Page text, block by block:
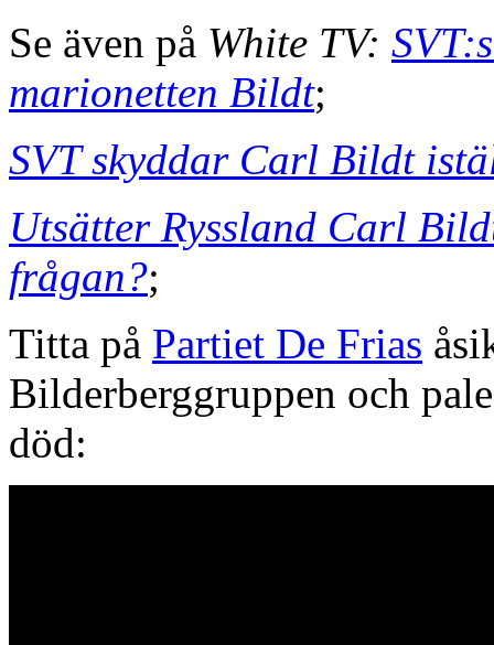
Se även på White TV:
marionetten Bildt;
SVT skyddar Carl Bildt
Utsätter Ryssland Carl
frågan?;
Titta på Partiet De Frias
Bilderberggruppen och
död: